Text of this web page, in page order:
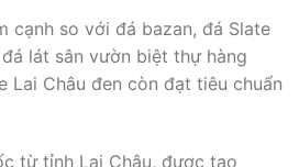
cạnh so với đá bazan, đá Slate
lát sân vườn biệt thự hàng
Lai Châu đen còn đạt tiêu chuẩn
từ tỉnh Lai Châu, được tạo